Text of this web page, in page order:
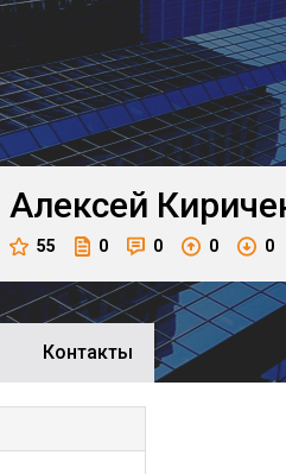
Алексей
55 0 0 0 0
Контакты